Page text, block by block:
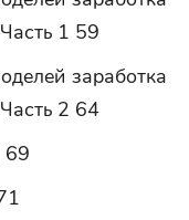
1 59
заработка
2 64
69